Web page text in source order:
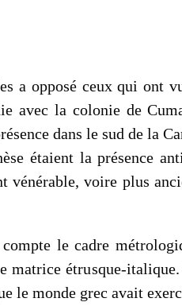
a opposé ceux qui ont
avec la colonie de
dans le sud de la
étaient la présence
vénérable, voire plus
le cadre
matrice étrusque-
le monde grec avait